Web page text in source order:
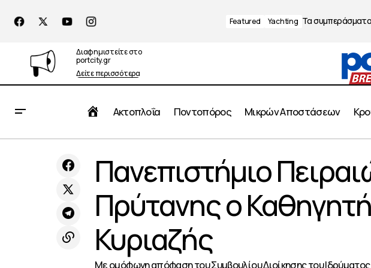
Featured Yachting Τα συμπεράσματα
Διαφημιστείτε στο
portcity.gr
Δείτε περισσότερα
Αρχική
Ακτοπλοΐα Ποντοπόρος Μικρών Αποστάσεων
εκτέλεση πλοηγήσεων στον Εμπορικό
λιμένα Πειραιώς»
Πειραιάς Πανεπιστήμιο Πειραιώς:
Πανεπιστήμιο
Πρύτανης ο
Κυριαζής
Mε ομόφωνη απόφαση του Συμβουλίου Διοίκησης του